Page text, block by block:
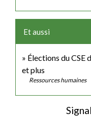
Et aussi
Élections du CSE
et plus
Ressources humaines